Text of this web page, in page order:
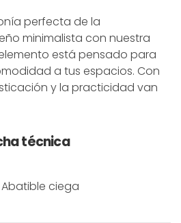
perfecta de la
minimalista con nuestra
está pensado para
a tus espacios. Con
y la practicidad van
técnica
Abatible ciega